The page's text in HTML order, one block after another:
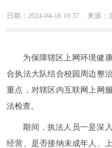
日期：2024-04-18 10:37 来源：
为保障辖区上网环境健
合执法大队结合校园周边整
重点，对辖区内互联网上网
法检查。
期间，执法人员一是深
经营、是否接纳未成年人、